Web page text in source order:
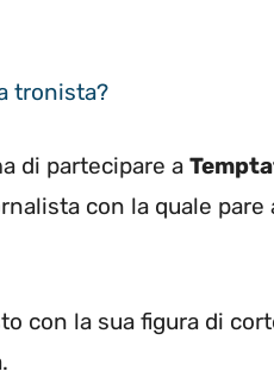
tronista?
di partecipare a
con la quale
con la sua figura di